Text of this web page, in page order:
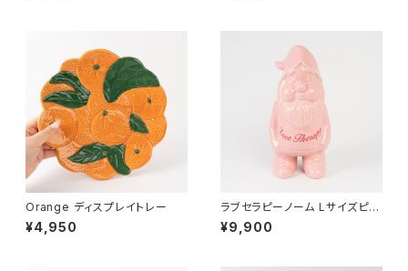
Orange ディスプレイトレー
¥4,950
ラブセラピーノーム Lサイズピン
ク
¥9,900